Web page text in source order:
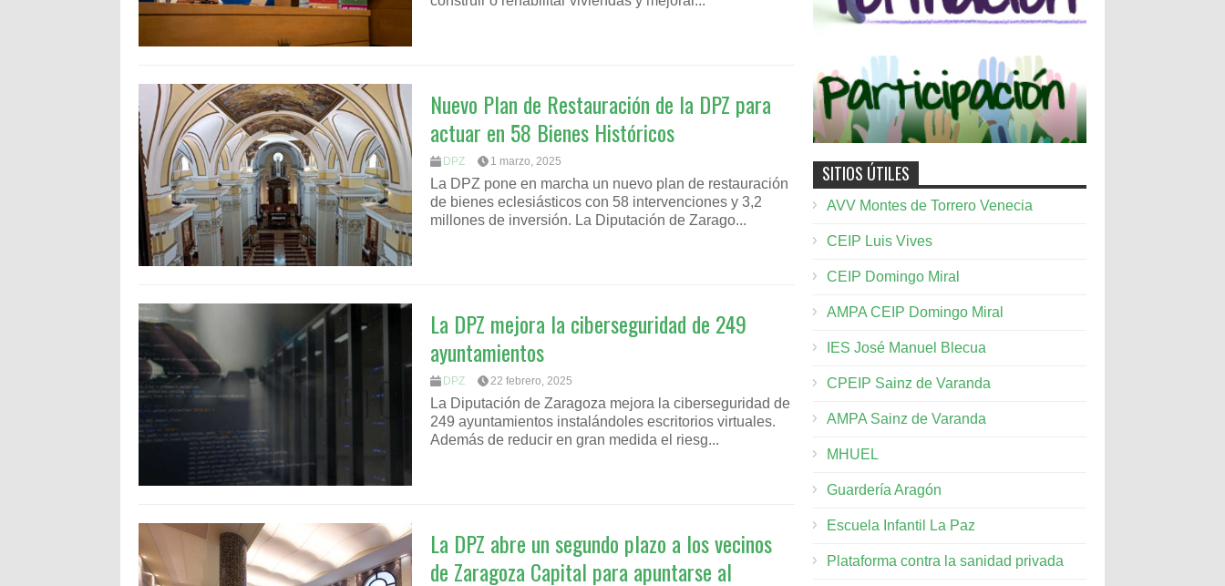
Nuevo Plan de Restauración de la DPZ para
actuar en 58 Bienes Históricos
DPZ 1 marzo, 2025
La DPZ pone en marcha un nuevo plan de restauración
de bienes eclesiásticos con 58 intervenciones y 3,2
millones de inversión. La Diputación de Zarago...
La DPZ mejora la ciberseguridad de 249
ayuntamientos
DPZ 22 febrero, 2025
La Diputación de Zaragoza mejora la ciberseguridad de
249 ayuntamientos instalándoles escritorios virtuales.
Además de reducir en gran medida el riesg...
La DPZ abre un segundo plazo a los vecinos
de Zaragoza Capital para apuntarse al
SITIOS ÚTILES
AVV Montes de Torrero Venecia
CEIP Luis Vives
CEIP Domingo Miral
AMPA CEIP Domingo Miral
IES José Manuel Blecua
CPEIP Sainz de Varanda
AMPA Sainz de Varanda
MHUEL
Guardería Aragón
Escuela Infantil La Paz
Plataforma contra la sanidad privada